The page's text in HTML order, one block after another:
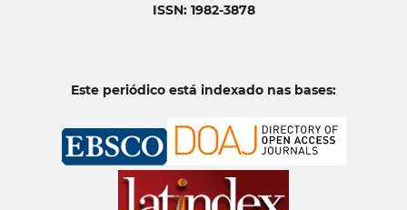
ISSN: 1982-3878
Este periódico está indexado nas bases: